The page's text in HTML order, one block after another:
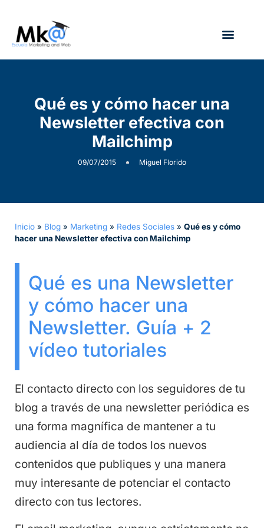
Qué es y cómo hacer una
Newsletter efectiva con
Mailchimp
09/07/2015 Miguel Florido
Inicio » Blog » Marketing » Redes Sociales » Qué es y cómo
hacer una Newsletter efectiva con Mailchimp
Qué es una Newsletter
y cómo hacer una
Newsletter. Guía + 2
vídeo tutoriales
El contacto directo con los seguidores de tu
blog a través de una newsletter periódica es
una forma magnífica de mantener a tu
audiencia al día de todos los nuevos
contenidos que publiques y una manera
muy interesante de potenciar el contacto
directo con tus lectores.